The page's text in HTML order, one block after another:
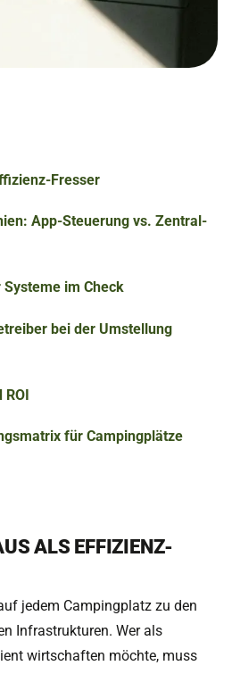
Fresser
App-Steuerung vs. Zentral-
im Check
bei der Umstellung
für Campingplätze
ALS EFFIZIENZ-
jedem Campingplatz zu den
Infrastrukturen. Wer als
wirtschaften möchte, muss